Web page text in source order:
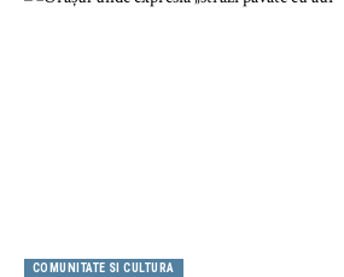
COMUNITATE SI CULTURA